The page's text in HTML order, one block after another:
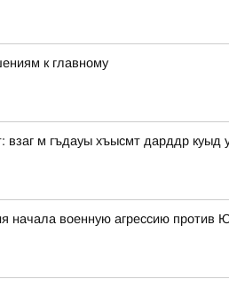
к главному
взаг м гъдауы хъысмт дарддр куыд
начала военную агрессию против